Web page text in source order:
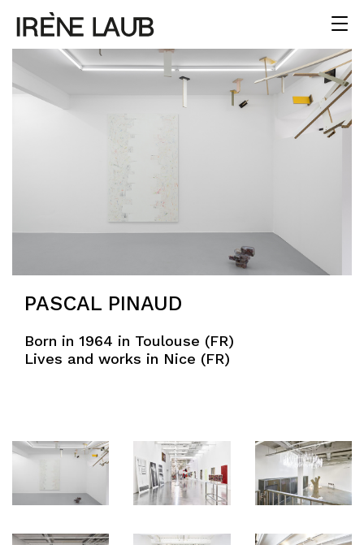
PASCAL PINAUD
Born in 1964 in Toulouse (FR)
Lives and works in Nice (FR)